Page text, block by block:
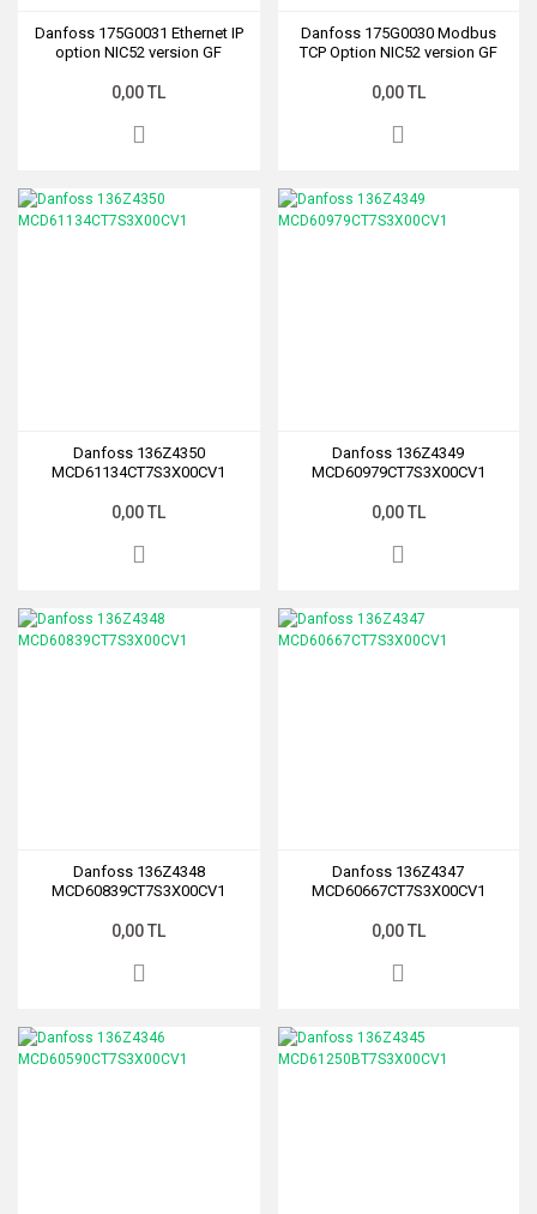
Danfoss 175G0031 Ethernet IP
option NIC52 version GF
0,00 TL
Danfoss 175G0030 Modbus
TCP Option NIC52 version GF
0,00 TL
Danfoss 136Z4350
MCD61134CT7S3X00CV1
0,00 TL
Danfoss 136Z4349
MCD60979CT7S3X00CV1
0,00 TL
Danfoss 136Z4348
MCD60839CT7S3X00CV1
0,00 TL
Danfoss 136Z4347
MCD60667CT7S3X00CV1
0,00 TL